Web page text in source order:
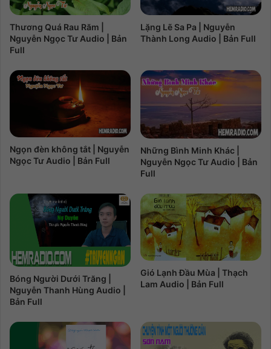
Thương Quá Rau Răm |
Nguyễn Ngọc Tư Audio | Bản
Full
Lặng Lẽ Sa Pa | Nguyễn
Thành Long Audio | Bản Full
Ngọn đèn không tắt | Nguyễn
Ngọc Tư Audio | Bản Full
Những Bình Minh Khác |
Nguyễn Ngọc Tư Audio | Bản
Full
Bóng Người Dưới Trăng |
Nguyễn Thanh Hùng Audio |
Bản Full
Gió Lạnh Đầu Mùa | Thạch
Lam Audio | Bản Full